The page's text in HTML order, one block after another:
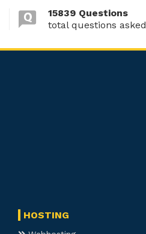
15839 Questions
total questions asked
HOSTING